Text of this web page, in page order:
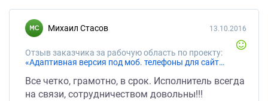
Михаил Стасов
Отзыв заказчика за рабочую область по проекту:
«Адаптивная версия под моб. телефоны для сайта на Opencart 2.0»
13.10.2016
Все четко, грамотно, в срок. Исполнитель всегда
на связи, сотрудничеством довольны!!!